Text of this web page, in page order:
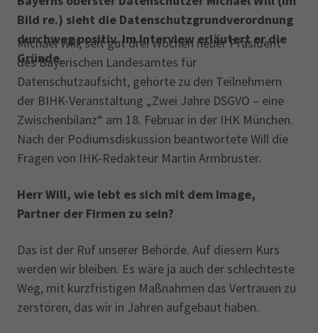
Bild re.) sieht die Datenschutzgrundverordnung
durchweg positiv. Im Interview erläutert er die
Gründe.
Michael Will, seit gut drei Wochen neuer Präsident
des Bayerischen Landesamtes für
Datenschutzaufsicht, gehörte zu den Teilnehmern
der BIHK-Veranstaltung „Zwei Jahre DSGVO – eine
Zwischenbilanz“ am 18. Februar in der IHK München.
Nach der Podiumsdiskussion beantwortete Will die
Fragen von IHK-Redakteur Martin Armbruster.
Herr Will, wie lebt es sich mit dem Image,
Partner der Firmen zu sein?
Das ist der Ruf unserer Behörde. Auf diesem Kurs
werden wir bleiben. Es wäre ja auch der schlechteste
Weg, mit kurzfristigen Maßnahmen das Vertrauen zu
zerstören, das wir in Jahren aufgebaut haben.